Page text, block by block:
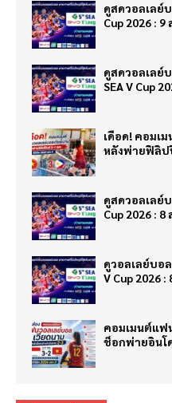
ดูสดวอลเลย์
Cup 2026 : 9
ดูสดวอลเลย์
SEA V Cup
เดือด! คอมเ
หลังพ่ายฟิลิป
ดูสดวอลเลย์
Cup 2026 : 8
ดูวอลเลย์บอ
V Cup 2026 :
คอมเมนต์แฟ
ช็อกพ่ายอินโ